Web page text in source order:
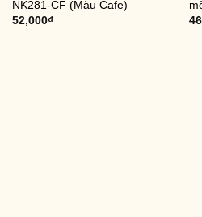
NK281-CF (Màu Cafe)
52,000₫